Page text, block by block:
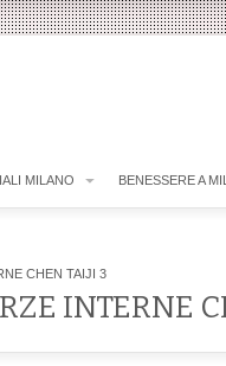
MILANO BENESSERE A
CHEN TAIJI 3
INTERNE